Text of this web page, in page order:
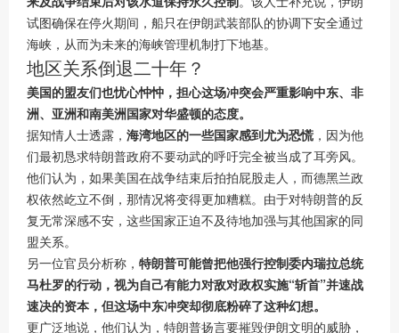
试图确保在停火期间，船只在伊朗武装部队的协调下安全通过
海峡，从而为未来的海峡管理机制打下地基。
地区关系倒退二十年？
美国的盟友们也忧心忡忡，担心这场冲突会严重影响中东、非
洲、亚洲和南美洲国家对华盛顿的态度。
据知情人士透露， 海湾地区的一些国家感到尤为恐慌 ，因为他
们最初恳求特朗普政府不要动武的呼吁完全被当成了耳旁风。
他们认为，如果美国在战争结束后拍拍屁股走人，而德黑兰政
权依然屹立不倒，那情况将变得更加糟糕。由于对特朗普的反
复无常深感不安，这些国家正迫不及待地加强与其他国家的同
盟关系。
另一位官员分析称， 特朗普可能曾把他强行控制委内瑞拉总统
马杜罗的行动，视为自己有能力对敌对政权实施“斩首”并速战
速决的资本，但这场中东冲突却彻底粉碎了这种幻想。
更广泛地说，他们认为，特朗普扬言要摧毁伊朗文明的威胁，